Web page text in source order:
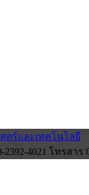
ตร์และเทคโนโลยี
4021 โทรสาร 0-